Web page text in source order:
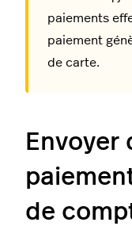
paiements
paiement
de carte.
Envoyer
de